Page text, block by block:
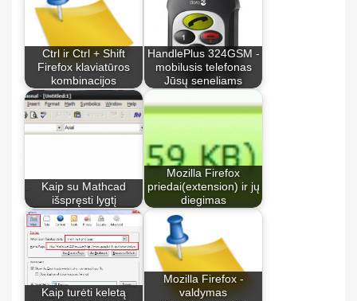
Ctrl ir Ctrl + Shift
Firefox klaviatūros
kombinacijos
HandlePlus 324GSM -
mobilusis telefonas
Jūsų seneliams
Kaip su Mathcad
išspręsti lygtį
Mozilla Firefox
priedai(extension) ir jų
diegimas
Kaip turėti keletą
Mozilla Firefox -
valdymas